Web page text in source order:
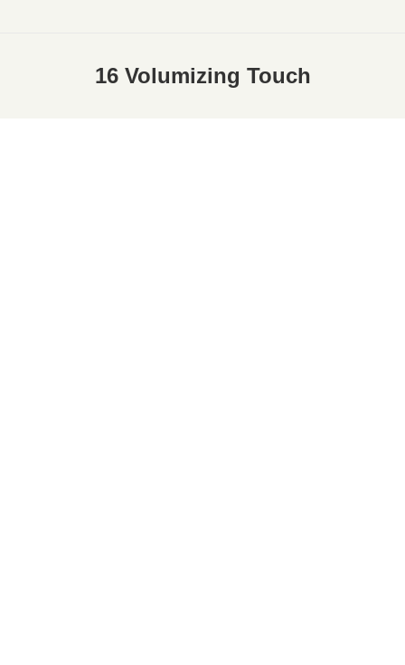
16 Volumizing Touch